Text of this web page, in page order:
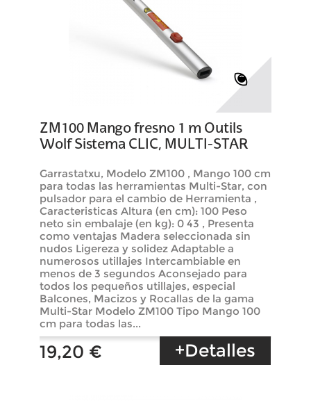
ZM100 Mango fresno 1 m Outils
Wolf Sistema CLIC, MULTI-STAR
Garrastatxu, Modelo ZM100 , Mango 100 cm
para todas las herramientas Multi-Star, con
pulsador para el cambio de Herramienta ,
Caracteristicas Altura (en cm): 100 Peso
neto sin embalaje (en kg): 0 43 , Presenta
como ventajas Madera seleccionada sin
nudos Ligereza y solidez Adaptable a
numerosos utillajes Intercambiable en
menos de 3 segundos Aconsejado para
todos los pequeños utillajes, especial
Balcones, Macizos y Rocallas de la gama
Multi-Star Modelo ZM100 Tipo Mango 100
cm para todas las...
19,20 € +Detalles